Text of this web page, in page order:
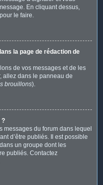
En cliquant dessus,
le faire.
la page de rédaction de
de vos messages et de les
allez dans le panneau de
brouillons).
?
messages du forum dans lequel
d’être publiés. Il est possible
un groupe dont les
publiés. Contactez